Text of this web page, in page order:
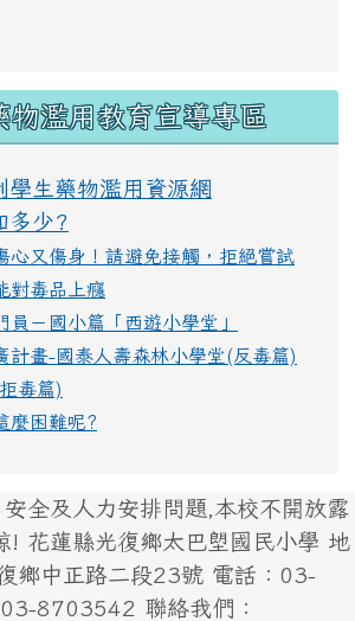
物濫用教育宣導專區
學生藥物濫用資源網
多少?
心又傷身！請避免接觸，拒絕嘗試
對毒品上癮
員－國小篇「西遊小學堂」
計畫-國泰人壽森林小學堂(反毒篇)
毒篇)
麼困難呢?
全及人力安排問題,本校不開放露
! 花蓮縣光復鄉太巴塱國民小學 地
鄉中正路二段23號 電話：03-
8703542 聯絡我們：